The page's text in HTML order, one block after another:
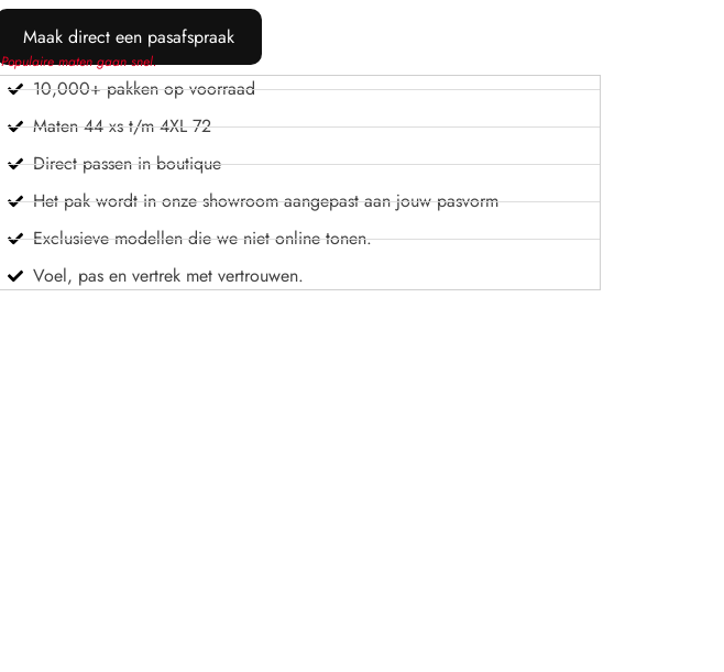
Maak direct een pasafspraak
Populaire maten gaan snel.
10,000+ pakken op voorraad
Maten 44 xs t/m 4XL 72
Direct passen in boutique
Het pak wordt in onze showroom aangepast aan jouw pasvorm
Exclusieve modellen die we niet online tonen.
Voel, pas en vertrek met vertrouwen.